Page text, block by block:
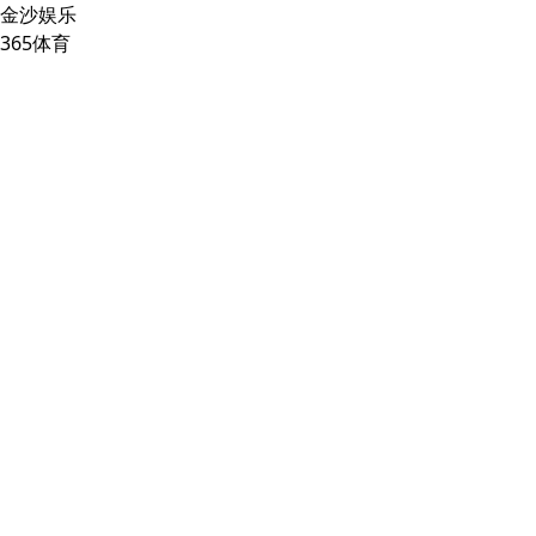
金沙娱乐
365体育